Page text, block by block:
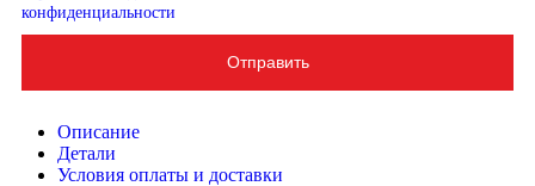
конфиденциальности
Отправить
Описание
Детали
Условия оплаты и доставки